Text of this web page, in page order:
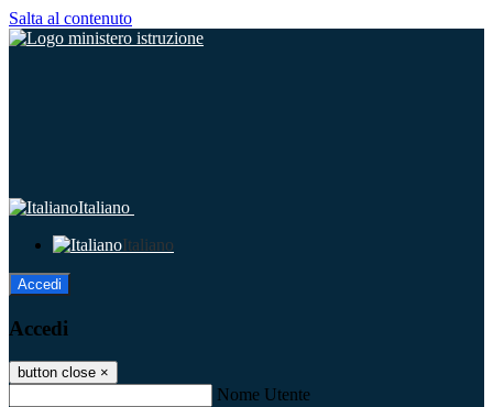
Salta al contenuto
Italiano
Italiano
Accedi
Accedi
button close ×
Nome Utente